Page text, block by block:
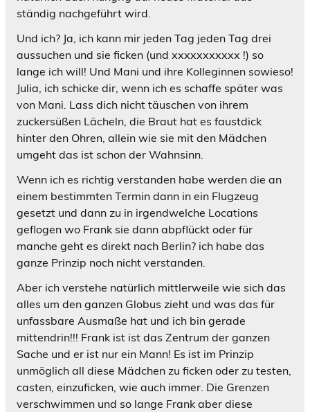
ständig nachgeführt wird.
Und ich? Ja, ich kann mir jeden Tag jeden Tag drei
aussuchen und sie ficken (und xxxxxxxxxxx !) so
lange ich will! Und Mani und ihre Kolleginnen sowieso!
Julia, ich schicke dir, wenn ich es schaffe später was
von Mani. Lass dich nicht täuschen von ihrem
zuckersüßen Lächeln, die Braut hat es faustdick
hinter den Ohren, allein wie sie mit den Mädchen
umgeht das ist schon der Wahnsinn.
Wenn ich es richtig verstanden habe werden die an
einem bestimmten Termin dann in ein Flugzeug
gesetzt und dann zu in irgendwelche Locations
geflogen wo Frank sie dann abpflückt oder für
manche geht es direkt nach Berlin? ich habe das
ganze Prinzip noch nicht verstanden.
Aber ich verstehe natürlich mittlerweile wie sich das
alles um den ganzen Globus zieht und was das für
unfassbare Ausmaße hat und ich bin gerade
mittendrin!!! Frank ist ist das Zentrum der ganzen
Sache und er ist nur ein Mann! Es ist im Prinzip
unmöglich all diese Mädchen zu ficken oder zu testen,
casten, einzuficken, wie auch immer. Die Grenzen
verschwimmen und so lange Frank aber diese